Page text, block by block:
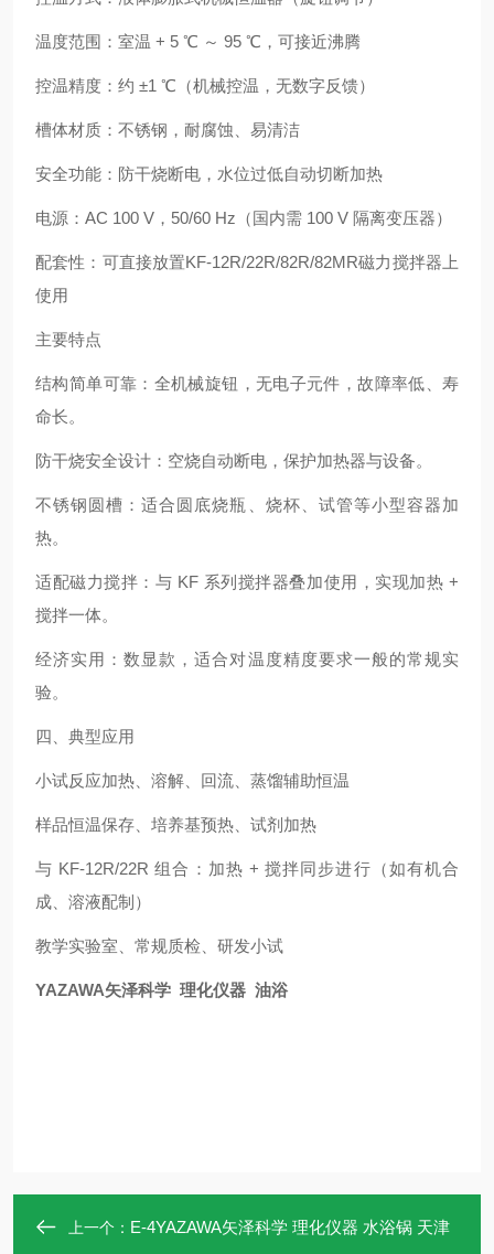
温度范围：室温 + 5 ℃ ～ 95 ℃，可接近沸腾
控温精度：约 ±1 ℃（机械控温，无数字反馈）
槽体材质：不锈钢，耐腐蚀、易清洁
安全功能：防干烧断电，水位过低自动切断加热
电源：AC 100 V，50/60 Hz（国内需 100 V 隔离变压器）
配套性：可直接放置KF‑12R/22R/82R/82MR磁力搅拌器上
使用
主要特点
结构简单可靠：全机械旋钮，无电子元件，故障率低、寿
命长。
防干烧安全设计：空烧自动断电，保护加热器与设备。
不锈钢圆槽：适合圆底烧瓶、烧杯、试管等小型容器加
热。
适配磁力搅拌：与 KF 系列搅拌器叠加使用，实现加热 +
搅拌一体。
经济实用：数显款，适合对温度精度要求一般的常规实
验。
四、典型应用
小试反应加热、溶解、回流、蒸馏辅助恒温
样品恒温保存、培养基预热、试剂加热
与 KF‑12R/22R 组合：加热 + 搅拌同步进行（如有机合
成、溶液配制）
教学实验室、常规质检、研发小试
YAZAWA矢泽科学 理化仪器 油浴
上一个： E-4YAZAWA矢泽科学 理化仪器 水浴锅 天津